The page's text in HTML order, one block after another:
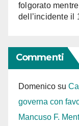
folgorato
dell’incidente il
Commenti
Domenico su
governa con
Mancuso F.